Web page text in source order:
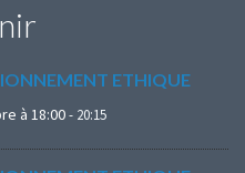
ETHIQUE
à 18:00- 20:15